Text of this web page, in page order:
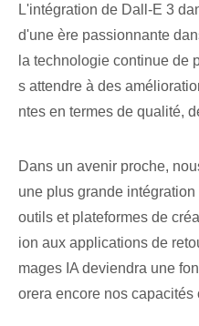
L'⁤intégration⁤ de Dall-E 3
d'une ère passionnante
la technologie continue de
s attendre à des
ntes en termes de qualité,
Dans un avenir proche,
une plus grande
outils et plateformes de
ion aux applications de
mages IA deviendra une
orera encore nos capacités